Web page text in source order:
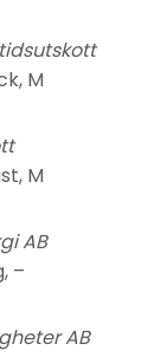
M
M
AB
–
AB